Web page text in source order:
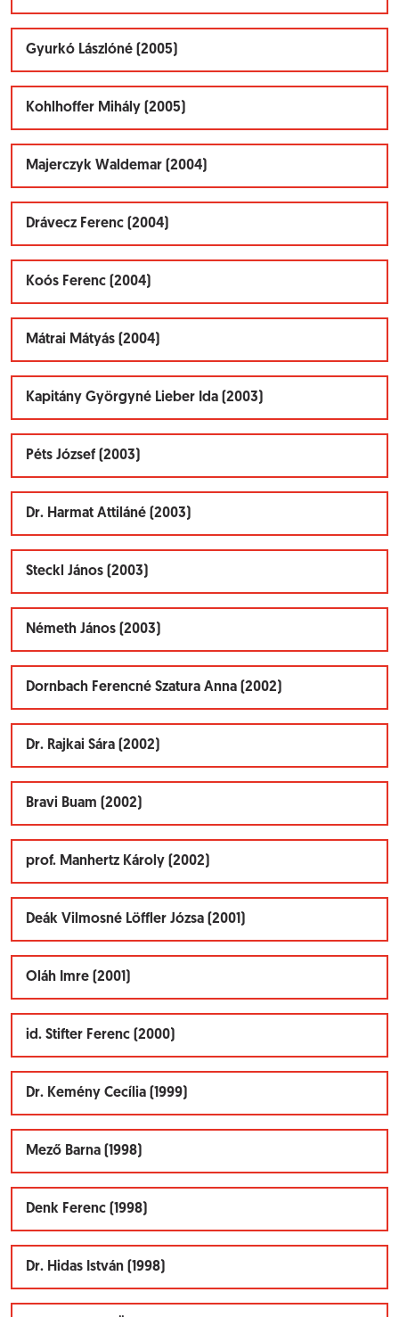
Gyurkó Lászlóné (2005)
Kohlhoffer Mihály (2005)
Majerczyk Waldemar (2004)
Drávecz Ferenc (2004)
Koós Ferenc (2004)
Mátrai Mátyás (2004)
Kapitány Györgyné Lieber Ida (2003)
Péts József (2003)
Dr. Harmat Attiláné (2003)
Steckl János (2003)
Németh János (2003)
Dornbach Ferencné Szatura Anna (2002)
Dr. Rajkai Sára (2002)
Bravi Buam (2002)
prof. Manhertz Károly (2002)
Deák Vilmosné Löffler Józsa (2001)
Oláh Imre (2001)
id. Stifter Ferenc (2000)
Dr. Kemény Cecília (1999)
Mező Barna (1998)
Denk Ferenc (1998)
Dr. Hidas István (1998)